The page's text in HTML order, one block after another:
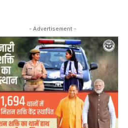
- Advertisement -